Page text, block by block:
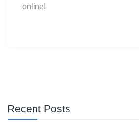
online!
Recent Posts